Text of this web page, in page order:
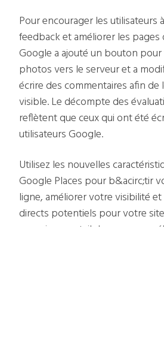
Pour encourager les utilisateurs
feedback et améliorer les pages
Google a ajouté un bouton
photos vers le serveur et a
écrire des commentaires afin
visible. Le décompte des
reflètent que ceux qui ont été
utilisateurs Google.
Utilisez les nouvelles
Google Places pour b&acirc;tir
ligne, améliorer votre visibilité
directs potentiels pour votre
renvoi ou portail de commerce